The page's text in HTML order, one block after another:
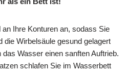
Ihre Konturen an, sodass Sie
die Wirbelsäule gesund gelagert
Wasser einen sanften Auftrieb.
schlafen Sie im Wasserbett